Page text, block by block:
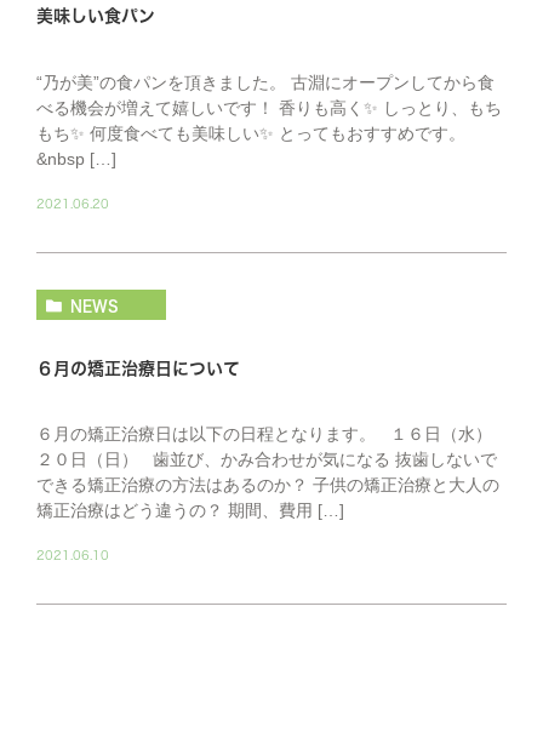
美味しい食パン
“乃が美”の食パンを頂きました。 古淵にオープンしてから食
べる機会が増えて嬉しいです！ 香りも高く✨ しっとり、もち
もち✨ 何度食べても美味しい✨ とってもおすすめです。
&nbsp […]
2021.06.20
NEWS
６月の矯正治療日について
６月の矯正治療日は以下の日程となります。 １６日（水）
２０日（日） 歯並び、かみ合わせが気になる 抜歯しないで
できる矯正治療の方法はあるのか？ 子供の矯正治療と大人の
矯正治療はどう違うの？ 期間、費用 […]
2021.06.10